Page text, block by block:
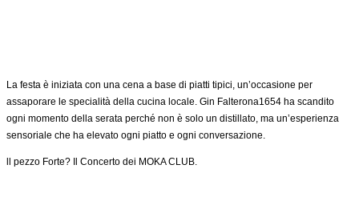
La festa è iniziata con una cena a base di piatti tipici, un’occasione per
assaporare le specialità della cucina locale. Gin Falterona1654 ha scandito
ogni momento della serata perché non è solo un distillato, ma un’esperienza
sensoriale che ha elevato ogni piatto e ogni conversazione.
ll pezzo Forte? Il Concerto dei MOKA CLUB.